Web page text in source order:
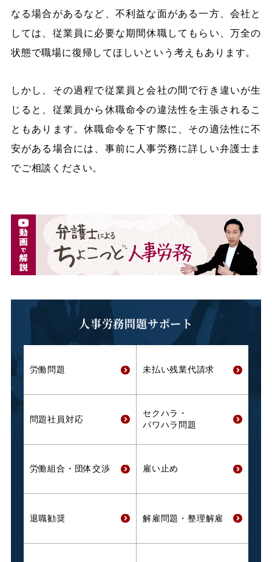
なる場合があるなど、不利益な面がある一方、会社と
しては、従業員に必要な期間休職してもらい、万全の
状態で職場に復帰してほしいという考えもあります。
しかし、その過程で従業員と会社の間で行き違いが生
じると、従業員から休職命令の違法性を主張されるこ
ともあります。休職命令を下す際に、その適法性に不
安がある場合には、事前に人事労務に詳しい弁護士ま
でご相談ください。
人事労務問題サポート
労働問題 未払い残業代請求
問題社員対応
セクハラ・
パワハラ問題
労働組合・ 団体交渉 雇い止め
退職勧奨 解雇問題・ 整理解雇